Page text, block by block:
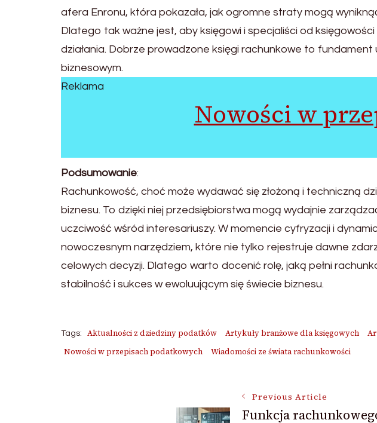
afera Enronu, która pokazała, jak ogromne straty mogą
Dlatego tak ważne jest, aby księgowi i specjaliści od
działania. Dobrze prowadzone księgi rachunkowe to
biznesowym.
Reklama
Nowości w
Podsumowanie:
Rachunkowość, choć może wydawać się złożoną i techniczną
biznesu. To dzięki niej przedsiębiorstwa mogą wydajnie
uczciwość wśród interesariuszy. W momencie cyfryzacji i
nowoczesnym narzędziem, które nie tylko rejestruje dawne
celowych decyzji. Dlatego warto docenić rolę, jaką pełni
stabilność i sukces w ewoluującym się świecie biznesu.
Tags: Aktualności z dziedziny podatków Artykuły branżowe dla księgowych
Nowości w przepisach podatkowych
Wiadomości ze świata rachunkowości
Post
Previous Article
Funkcja